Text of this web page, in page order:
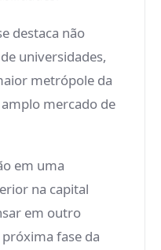
destaca não
universidades,
metrópole da
mercado de
em uma
na capital
em outro
fase da